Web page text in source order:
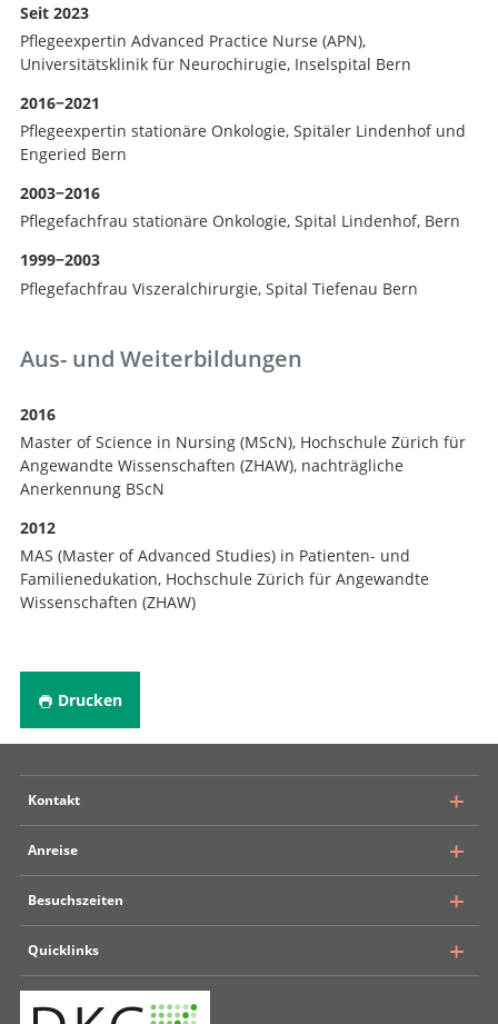
Seit 2023
Pflegeexpertin Advanced Practice Nurse (APN),
Universitätsklinik für Neurochirugie, Inselspital Bern
2016−2021
Pflegeexpertin stationäre Onkologie, Spitäler Lindenhof und
Engeried Bern
2003−2016
Pflegefachfrau stationäre Onkologie, Spital Lindenhof, Bern
1999−2003
Pflegefachfrau Viszeralchirurgie, Spital Tiefenau Bern
Aus- und Weiterbildungen
2016
Master of Science in Nursing (MScN), Hochschule Zürich für
Angewandte Wissenschaften (ZHAW), nachträgliche
Anerkennung BScN
2012
MAS (Master of Advanced Studies) in Patienten- und
Familienedukation, Hochschule Zürich für Angewandte
Wissenschaften (ZHAW)
Drucken
Kontakt
Inselspital Bern
CH – 3010 Bern
+ 41 31 632 24 09
E-Mail
Anreise
Öffentlicher Verkehr
Insel-Parking
Situationsplan Inselspital
Besuchszeiten
Mehrbettzimmer
13.00–20.00 Uhr
Quicklinks